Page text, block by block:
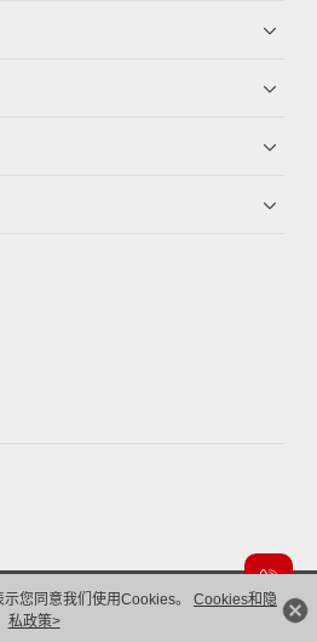
您同意我们使用Cookies。 Cookies和隐
私政策>
2026。 保留一切权利。粤A2-20044005号
私保护
法律声明